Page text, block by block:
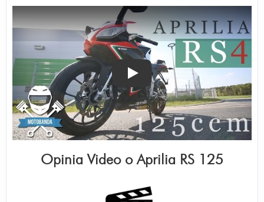
Odtwórz
Opinia Video oAprilia RS 125